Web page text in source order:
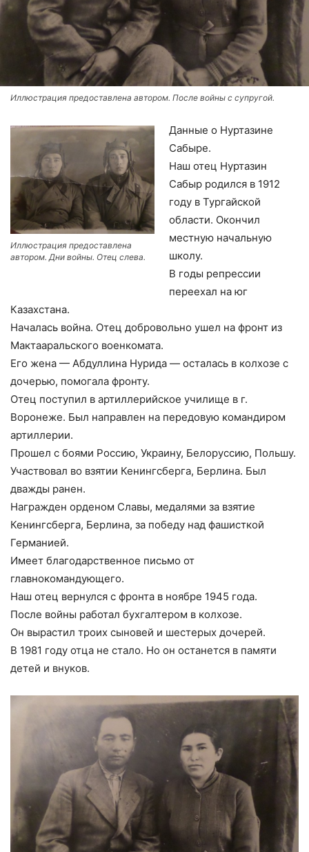
Иллюстрация предоставлена автором. После войны с супругой.
Иллюстрация предоставлена
автором. Дни войны. Отец слева.
Данные о Нуртазине
Сабыре.
Наш отец Нуртазин
Сабыр родился в 1912
году в Тургайской
области. Окончил
местную начальную
школу.
В годы репрессии
переехал на юг
Казахстана.
Началась война. Отец добровольно ушел на фронт из
Мактааральского военкомата.
Его жена — Абдуллина Нурида — осталась в колхозе с
дочерью, помогала фронту.
Отец поступил в артиллерийское училище в г.
Воронеже. Был направлен на передовую командиром
артиллерии.
Прошел с боями Россию, Украину, Белоруссию, Польшу.
Участвовал во взятии Кенингсберга, Берлина. Был
дважды ранен.
Награжден орденом Славы, медалями за взятие
Кенингсберга, Берлина, за победу над фашисткой
Германией.
Имеет благодарственное письмо от
главнокомандующего.
Наш отец вернулся с фронта в ноябре 1945 года.
После войны работал бухгалтером в колхозе.
Он вырастил троих сыновей и шестерых дочерей.
В 1981 году отца не стало. Но он останется в памяти
детей и внуков.